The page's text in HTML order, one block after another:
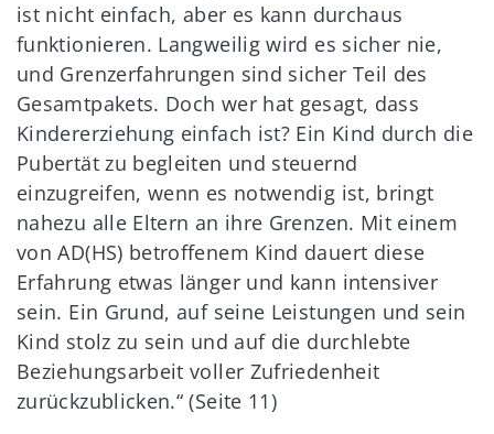
ist nicht einfach, aber es kann durchaus
funktionieren. Langweilig wird es sicher nie,
und Grenzerfahrungen sind sicher Teil des
Gesamtpakets. Doch wer hat gesagt, dass
Kindererziehung einfach ist? Ein Kind durch die
Pubertät zu begleiten und steuernd
einzugreifen, wenn es notwendig ist, bringt
nahezu alle Eltern an ihre Grenzen. Mit einem
von AD(HS) betroffenem Kind dauert diese
Erfahrung etwas länger und kann intensiver
sein. Ein Grund, auf seine Leistungen und sein
Kind stolz zu sein und auf die durchlebte
Beziehungsarbeit voller Zufriedenheit
zurückzublicken.“ (Seite 11)